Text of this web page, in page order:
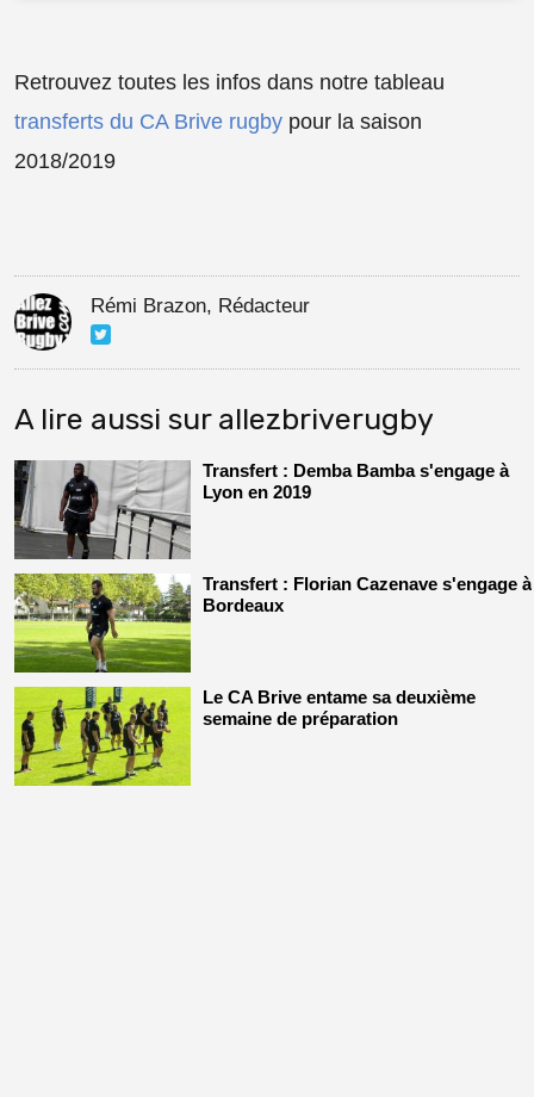
Retrouvez toutes les infos dans notre tableau
transferts du CA Brive rugby pour la saison
2018/2019
Rémi Brazon, Rédacteur
A lire aussi sur allezbriverugby
Transfert : Demba Bamba s'engage à
Lyon en 2019
Transfert : Florian Cazenave s'engage à
Bordeaux
Le CA Brive entame sa deuxième
semaine de préparation